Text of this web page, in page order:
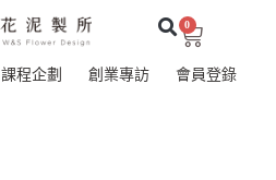
0
課程企劃 創業專訪 會員登錄